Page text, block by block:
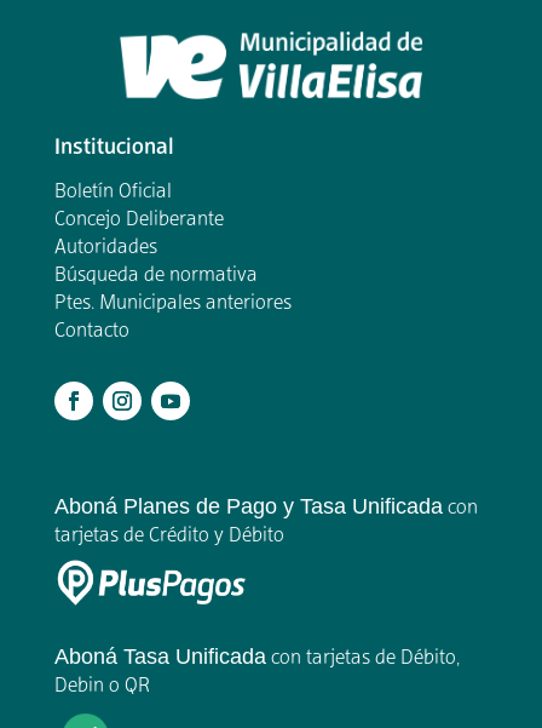
Institucional
Boletín Oficial
Concejo Deliberante
Autoridades
Búsqueda de normativa
Ptes. Municipales anteriores
Contacto
Aboná Planes de Pago y Tasa Unificadacon
tarjetas de Crédito y Débito
Aboná Tasa Unificadacon tarjetas de Débito,
Debin o QR